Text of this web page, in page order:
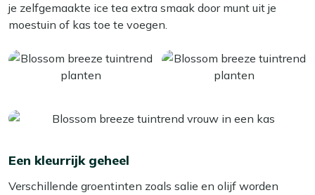
je zelfgemaakte ice tea extra smaak door munt uit je
moestuin of kas toe te voegen.
Een kleurrijk geheel
Verschillende groentinten zoals salie en olijf worden